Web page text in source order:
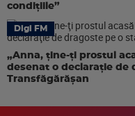
condițiile”
Digi FM
„Anna, ţine-ţi prostul
desenat o declaraţie de
Transfăgărăşan